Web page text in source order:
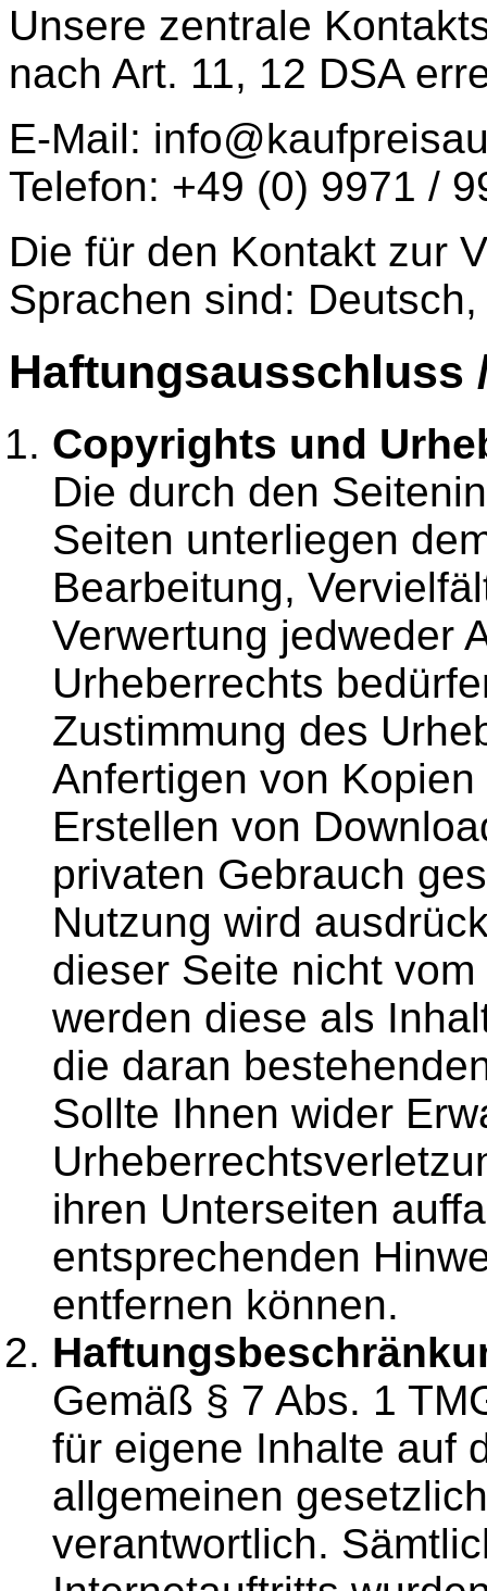
Unsere zentrale
nach Art. 11, 12 DSA
E-Mail:
Telefon: +49 (0) 9971 /
Die für den Kontakt zur
Sprachen sind:
Haftungsausschluss
Copyrights und
Die durch den
Seiten unterliegen
Bearbeitung,
Verwertung jedweder
Urheberrechts
Zustimmung des
Anfertigen von
Erstellen von
privaten Gebrauch
Nutzung wird
dieser Seite nicht
werden diese als
die daran
Sollte Ihnen wider
ihren Unterseiten
entsprechenden
entfernen können.
Gemäß § 7 Abs. 1
für eigene Inhalte auf
allgemeinen
verantwortlich.